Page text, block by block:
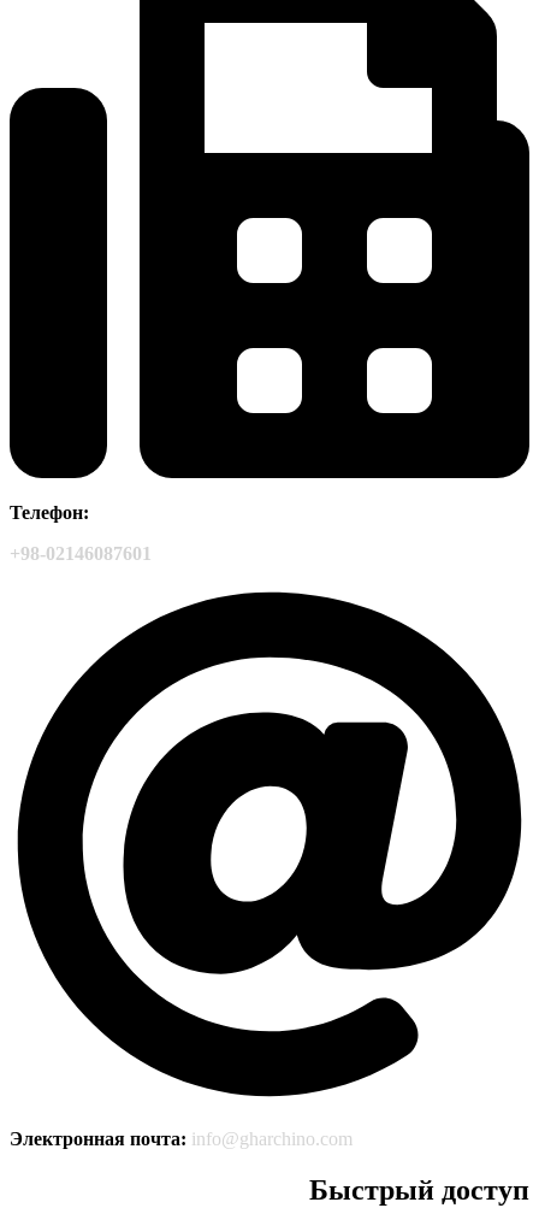
Телефон:
+98-02146087601
Электронная почта: info@gharchino.com
Быстрый доступ